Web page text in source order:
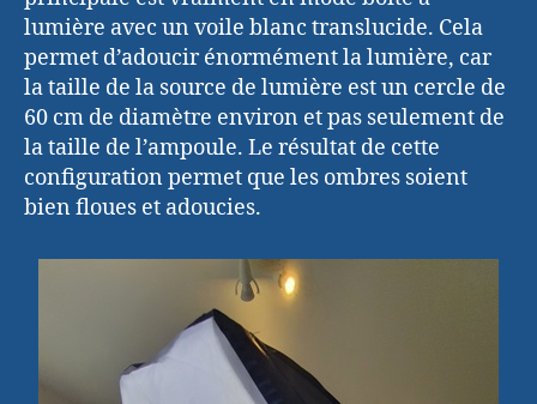
lumière avec un voile blanc translucide. Cela
permet d’adoucir énormément la lumière, car
la taille de la source de lumière est un cercle de
60 cm de diamètre environ et pas seulement de
la taille de l’ampoule. Le résultat de cette
configuration permet que les ombres soient
bien floues et adoucies.